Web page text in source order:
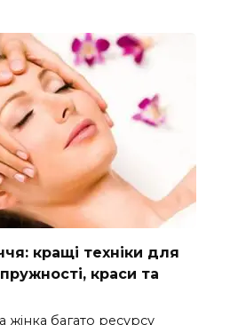
кращі техніки для
краси та
жінка багато ресурсу